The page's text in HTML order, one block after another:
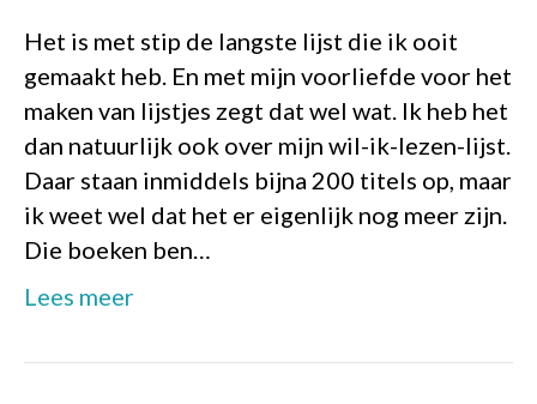
Het is met stip de langste lijst die ik ooit
gemaakt heb. En met mijn voorliefde voor het
maken van lijstjes zegt dat wel wat. Ik heb het
dan natuurlijk ook over mijn wil-ik-lezen-lijst.
Daar staan inmiddels bijna 200 titels op, maar
ik weet wel dat het er eigenlijk nog meer zijn.
Die boeken ben…
Lees meer